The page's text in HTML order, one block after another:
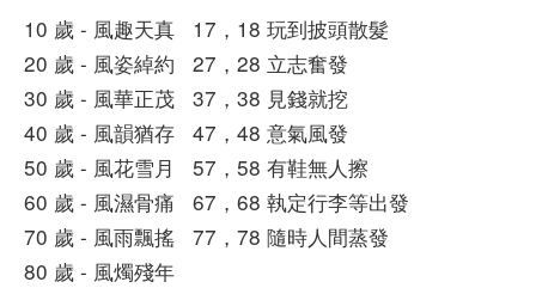
10 歲 - 風趣天真 17，18 玩到披頭散髮
20 歲 - 風姿綽約 27，28 立志奮發
30 歲 - 風華正茂 37，38 見錢就挖
40 歲 - 風韻猶存 47，48 意氣風發
50 歲 - 風花雪月 57，58 有鞋無人擦
60 歲 - 風濕骨痛 67，68 執定行李等出發
70 歲 - 風雨飄搖 77，78 隨時人間蒸發
80 歲 - 風燭殘年